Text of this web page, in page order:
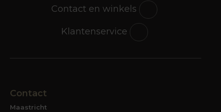
Contact en winkels
Klantenservice
Contact
Maastricht